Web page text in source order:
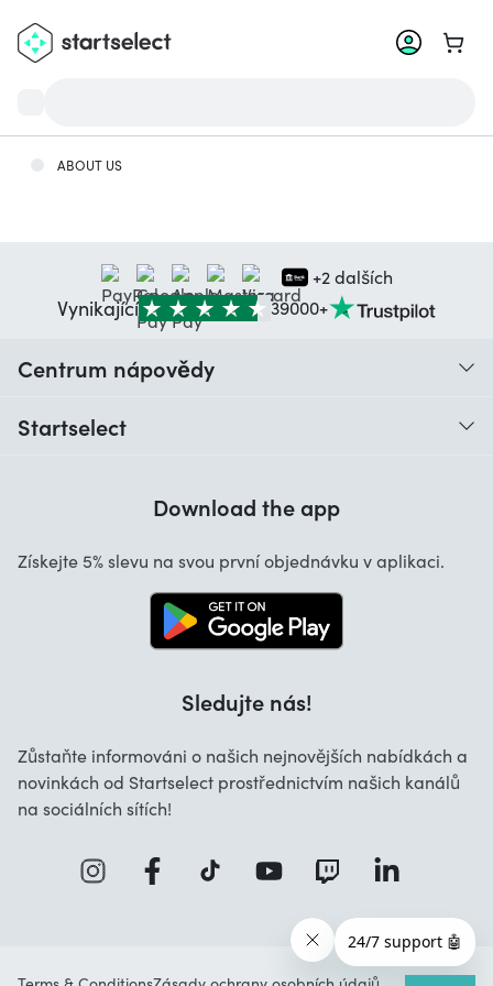
Přejít
ABOUT US
+2 dalších
Vynikající 39000+
Centrum nápovědy
Startselect
Download the app
Získejte 5% slevu na svou první objednávku v aplikaci.
Sledujte nás!
Zůstaňte informováni o našich nejnovějších nabídkách a
novinkách od Startselect prostřednictvím našich kanálů
na sociálních sítích!